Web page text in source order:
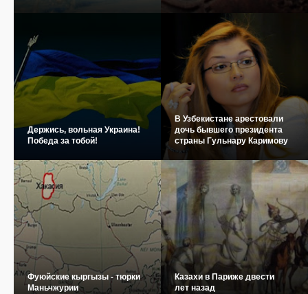
Держись, вольная Украина!
Победа за тобой!
В Узбекистане арестовали
дочь бывшего президента
страны Гульнару Каримову
Фуюйские кыргызы - тюрки
Маньчжурии
Казахи в Париже двести
лет назад